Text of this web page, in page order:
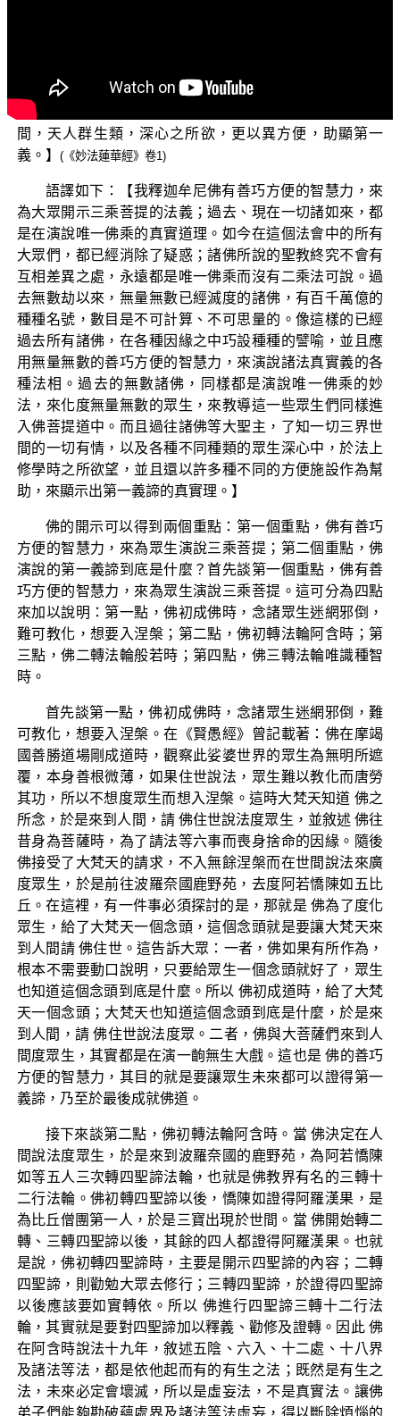
喻，無數方便力，演說諸法相。是諸世尊等，皆說一乘
法，化無量眾生，令入於佛道。又諸大聖主，知一切世
間，天人群生類，深心之所欲，更以異方便，助顯第一
義。】 (《妙法蓮華經》卷1)
語譯如下：【我釋迦牟尼佛有善巧方便的智慧力，來
為大眾開示三乘菩提的法義；過去、現在一切諸如來，都
是在演說唯一佛乘的真實道理。如今在這個法會中的所有
大眾們，都已經消除了疑惑；諸佛所說的聖教終究不會有
互相差異之處，永遠都是唯一佛乘而沒有二乘法可說。過
去無數劫以來，無量無數已經滅度的諸佛，有百千萬億的
種種名號，數目是不可計算、不可思量的。像這樣的已經
過去所有諸佛，在各種因緣之中巧設種種的譬喻，並且應
用無量無數的善巧方便的智慧力，來演說諸法真實義的各
種法相。過去的無數諸佛，同樣都是演說唯一佛乘的妙
法，來化度無量無數的眾生，來教導這一些眾生們同樣進
入佛菩提道中。而且過往諸佛等大聖主，了知一切三界世
間的一切有情，以及各種不同種類的眾生深心中，於法上
修學時之所欲望，並且還以許多種不同的方便施設作為幫
助，來顯示出第一義諦的真實理。】
佛的開示可以得到兩個重點：第一個重點，佛有善巧
方便的智慧力，來為眾生演說三乘菩提；第二個重點，佛
演說的第一義諦到底是什麼？首先談第一個重點，佛有善
巧方便的智慧力，來為眾生演說三乘菩提。這可分為四點
來加以說明：第一點，佛初成佛時，念諸眾生迷網邪倒，
難可教化，想要入涅槃；第二點，佛初轉法輪阿含時；第
三點，佛二轉法輪般若時；第四點，佛三轉法輪唯識種智
時。
首先談第一點，佛初成佛時，念諸眾生迷網邪倒，難
可教化，想要入涅槃。在《賢愚經》曾記載著：佛在摩竭
國善勝道場剛成道時，觀察此娑婆世界的眾生為無明所遮
覆，本身善根微薄，如果住世說法，眾生難以教化而唐勞
其功，所以不想度眾生而想入涅槃。這時大梵天知道 佛之
所念，於是來到人間，請 佛住世說法度眾生，並敘述 佛往
昔身為菩薩時，為了請法等六事而喪身捨命的因緣。隨後
佛接受了大梵天的請求，不入無餘涅槃而在世間說法來廣
度眾生，於是前往波羅奈國鹿野苑，去度阿若憍陳如五比
丘。在這裡，有一件事必須探討的是，那就是 佛為了度化
眾生，給了大梵天一個念頭，這個念頭就是要讓大梵天來
到人間請 佛住世。這告訴大眾：一者，佛如果有所作為，
根本不需要動口說明，只要給眾生一個念頭就好了，眾生
也知道這個念頭到底是什麼。所以 佛初成道時，給了大梵
天一個念頭；大梵天也知道這個念頭到底是什麼，於是來
到人間，請 佛住世說法度眾。二者，佛與大菩薩們來到人
間度眾生，其實都是在演一齣無生大戲。這也是 佛的善巧
方便的智慧力，其目的就是要讓眾生未來都可以證得第一
義諦，乃至於最後成就佛道。
接下來談第二點，佛初轉法輪阿含時。當 佛決定在人
間說法度眾生，於是來到波羅奈國的鹿野苑，為阿若憍陳
如等五人三次轉四聖諦法輪，也就是佛教界有名的三轉十
二行法輪。佛初轉四聖諦以後，憍陳如證得阿羅漢果，是
為比丘僧團第一人，於是三寶出現於世間。當 佛開始轉二
轉、三轉四聖諦以後，其餘的四人都證得阿羅漢果。也就
是說，佛初轉四聖諦時，主要是開示四聖諦的內容；二轉
四聖諦，則勸勉大眾去修行；三轉四聖諦，於證得四聖諦
以後應該要如實轉依。所以 佛進行四聖諦三轉十二行法
輪，其實就是要對四聖諦加以釋義、勸修及證轉。因此 佛
在阿含時說法十九年，敘述五陰、六入、十二處、十八界
及諸法等法，都是依他起而有的有生之法；既然是有生之
法，未來必定會壞滅，所以是虛妄法，不是真實法。讓佛
弟子們能夠勘破蘊處界及諸法等法虛妄，得以斷除煩惱的